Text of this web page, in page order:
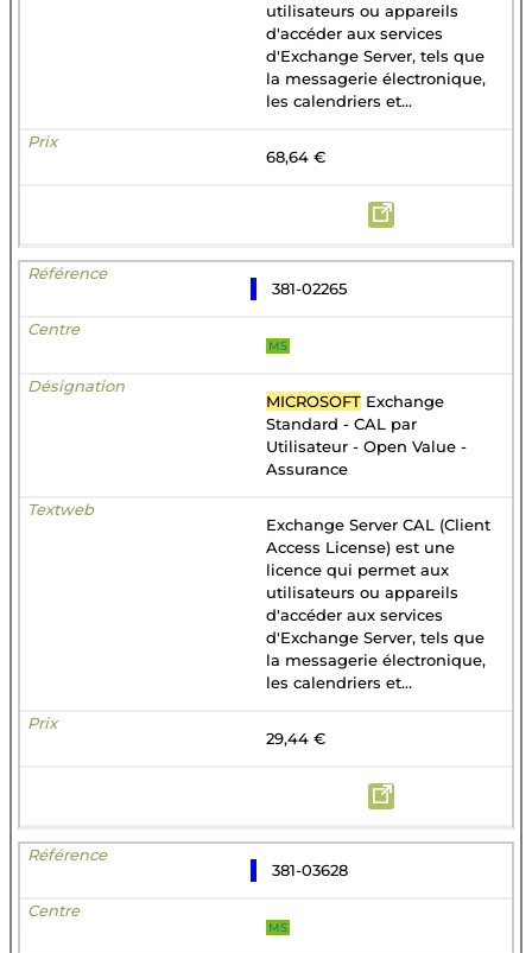
utilisateurs ou appareils
d'accéder aux services
d'Exchange Server, tels que
la messagerie électronique,
les calendriers et...
68,64 €
381-02265
MS
MICROSOFT Exchange
Standard - CAL par
Utilisateur - Open Value -
Assurance
Exchange Server CAL (Client
Access License) est une
licence qui permet aux
utilisateurs ou appareils
d'accéder aux services
d'Exchange Server, tels que
la messagerie électronique,
les calendriers et...
29,44 €
381-03628
MS